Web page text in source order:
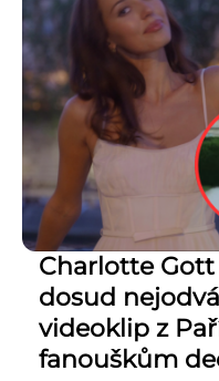
Charlotte
dosud
videoklip z
fanouškům